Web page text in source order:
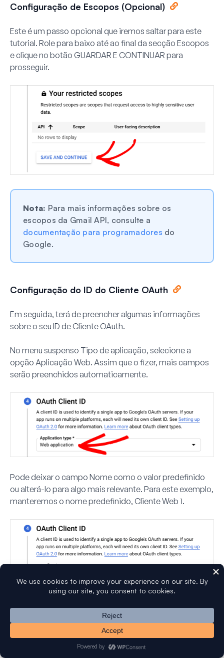
Configuração de Escopos (Opcional)
Este é um passo opcional que iremos saltar para este
tutorial. Role para baixo até ao final da secção Escopos
e clique no botão GUARDAR E CONTINUAR para
prosseguir.
Nota: Para mais informações sobre os
escopos da Gmail API, consulte a
documentação para programadores do
Google.
Configuração do ID do Cliente OAuth
Em seguida, terá de preencher algumas informações
sobre o seu ID de Cliente OAuth.
No menu suspenso Tipo de aplicação, selecione a
opção Aplicação Web. Assim que o fizer, mais campos
serão preenchidos automaticamente.
Pode deixar o campo Nomecomo o valor predefinido
ou alterá-lo para algo mais relevante. Para este exemplo,
manteremos o nome predefinido, Cliente Web 1.
Em seguida, salte a secçãoOrigens JavaScript
URIs de redirecionamento